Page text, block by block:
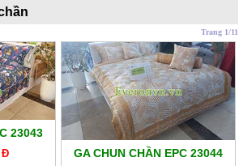
Trang 1/11
23043
Đ GA CHUN CHẦN EPC 23044